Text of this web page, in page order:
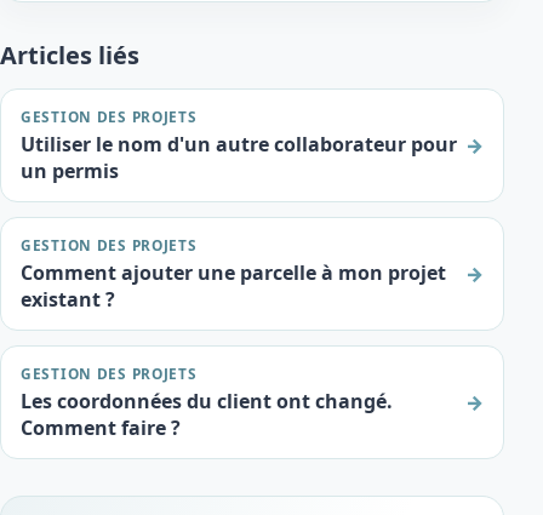
Articles liés
GESTION DES PROJETS
Utiliser le nom d'un autre collaborateur pour
un permis
→
GESTION DES PROJETS
Comment ajouter une parcelle à mon projet
existant ?
→
GESTION DES PROJETS
Les coordonnées du client ont changé.
Comment faire ?
→